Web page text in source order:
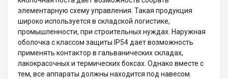
элементарную схему управления. Такая продукция
широко используется в складской логистике,
промышленности, при строительных нуждах. Наружная
оболочка с классом защиты IP54 дает возможность
применять контактор в гальванических складах,
лакокрасочных и термических боксах. Однако вместе с
тем, все аппараты должны находится под навесом.